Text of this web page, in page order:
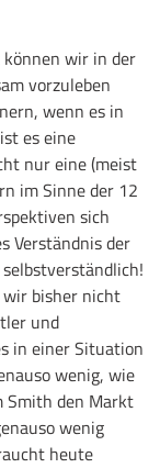
wir in der
vorzuleben
wenn es in
es eine
nur eine (meist
im Sinne der 12
sich
Verständnis der
wir bisher nicht
und
in einer Situation
wenig, wie
Smith den Markt
wenig
heute